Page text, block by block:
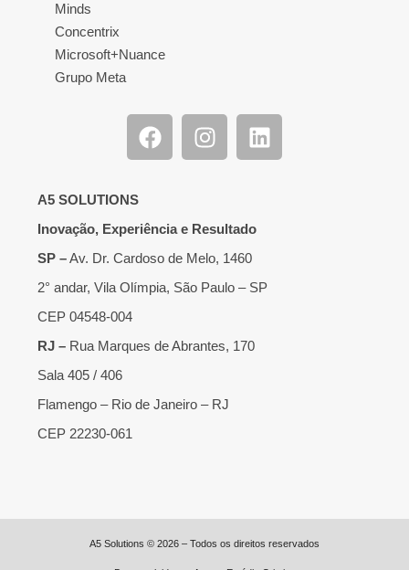
Minds
Concentrix
Microsoft+Nuance
Grupo Meta
A5 SOLUTIONS
Inovação, Experiência e Resultado
SP –Av. Dr. Cardoso de Melo, 1460
2° andar, Vila Olímpia, São Paulo – SP
CEP 04548-004
RJ – Rua Marques de Abrantes, 170
Sala 405 / 406
Flamengo – Rio de Janeiro – RJ
CEP 22230-061
A5 Solutions © 2026 – Todos os direitos reservados